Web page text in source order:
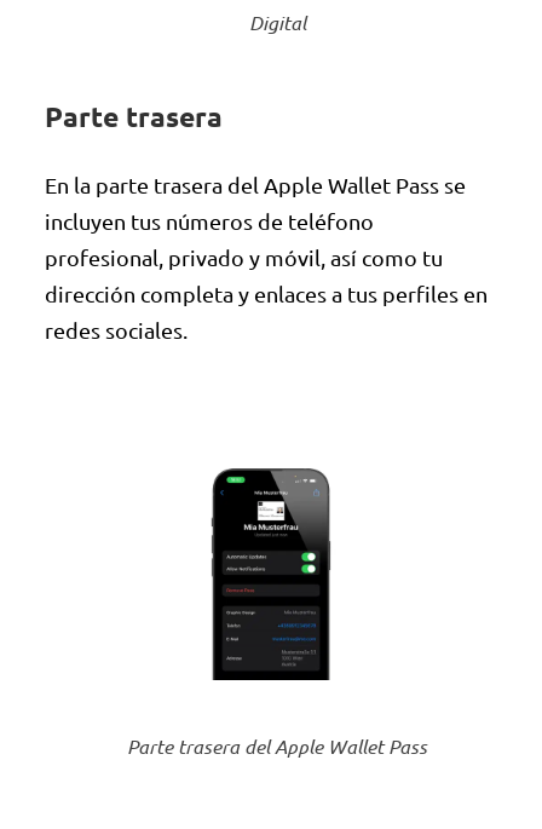
Digital
Parte trasera
En la parte trasera del Apple Wallet Pass se
incluyen tus números de teléfono
profesional, privado y móvil, así como tu
dirección completa y enlaces a tus perfiles en
redes sociales.
Parte trasera del Apple Wallet Pass